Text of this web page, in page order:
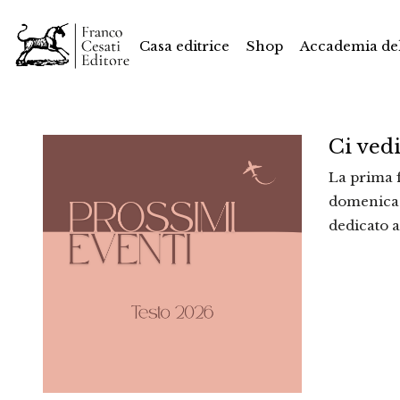
Casa editrice Shop Accademia
Ci
La prima
dedicato